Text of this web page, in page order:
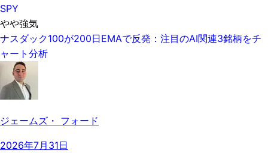
SPY
やや強気
ナスダック100が200日EMAで反発：注目のAI関連3銘柄をチ
ャート分析
ジェームズ・ フォード
2026年7月31日